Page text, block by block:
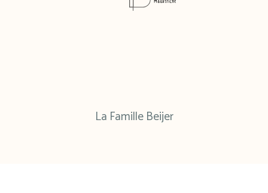
La Famille Beijer